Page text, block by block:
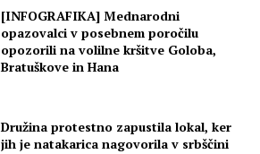
[INFOGRAFIKA] Mednarodni
opazovalci v posebnem poročilu
opozorili na volilne kršitve Goloba,
Bratuškove in Hana
Družina protestno zapustila lokal, ker
jih je natakarica nagovorila v srbščini